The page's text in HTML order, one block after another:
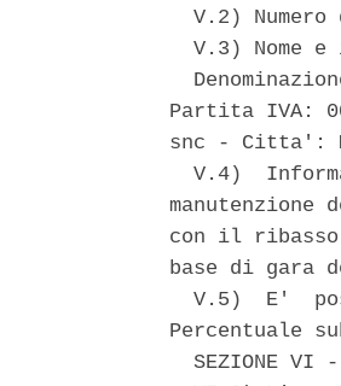
V.2) Numero
V.3) Nome e
Partita IVA:
snc - Citta':
V.4)
con il
base di gara
V.5)  E'
Percentuale
SEZIONE VI